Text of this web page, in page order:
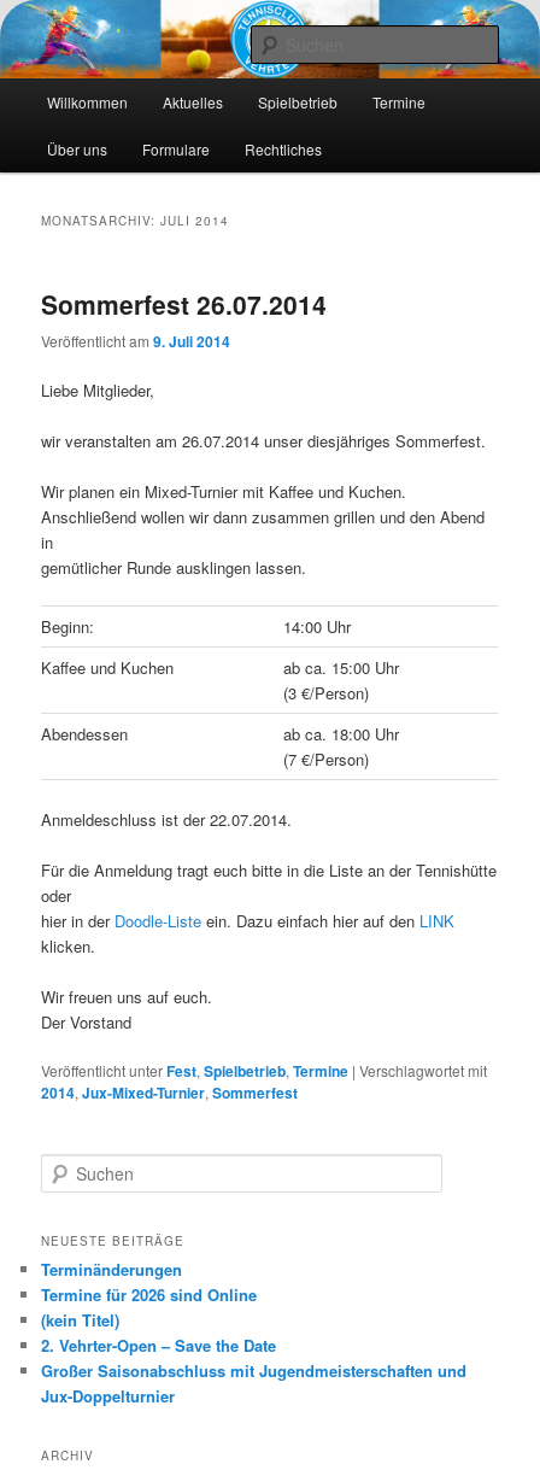
Tennis-Vehrte
Die Webseite des Tennisclub Vehrte e. V.
Zum
primären
Zum
sekundären
Willkommen Aktuelles Spielbetrieb Termine
Über uns Formulare Rechtliches
MONATSARCHIV:JULI 2014
Sommerfest 26.07.2014
Veröffentlicht am9. Juli 2014
Liebe Mitglieder,
wir veranstalten am 26.07.2014 unser diesjähriges Sommerfest.
Wir planen ein Mixed-Turnier mit Kaffee und Kuchen.
Anschließend wollen wir dann zusammen grillen und den Abend
in
gemütlicher Runde ausklingen lassen.
Beginn:
14:00 Uhr
Kaffee und Kuchen
ab ca. 15:00 Uhr
(3 €/Person)
Abendessen
ab ca. 18:00 Uhr
(7 €/Person)
Anmeldeschluss ist der 22.07.2014.
Für die Anmeldung tragt euch bitte in die Liste an der Tennishütte
oder
hier in der Doodle-Liste ein. Dazu einfach hier auf den LINK
klicken.
Wir freuen uns auf euch.
Der Vorstand
Veröffentlicht unterFest,Spielbetrieb,Termine |Verschlagwortet mit
2014,Jux-Mixed-Turnier,Sommerfest
u
h
n
NEUESTE BEITRÄGE
Terminänderungen
Termine für 2026 sind Online
(kein Titel)
2. Vehrter-Open – Save the Date
Großer Saisonabschluss mit Jugendmeisterschaften und
Jux-Doppelturnier
ARCHIV